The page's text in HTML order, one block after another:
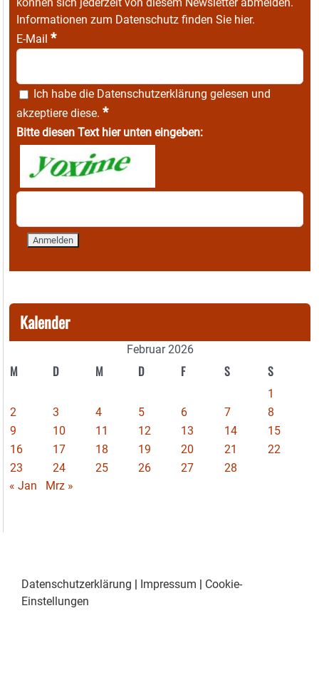
Informationen zum Datenschutz finden Sie hier.
E-Mail *
Ich habe die Datenschutzerklärung gelesen und
akzeptiere diese. *
Bitte diesen Text hier unten eingeben:
Kalender
Februar 2026
M D M D F S S
1
2
3 4 5 6 7
8
9
10 11 12 13 14
15
16
17 18 19 20 21
22
23
24 25 26 27
28
« Jan
Mrz »
Datenschutzerklärung | Impressum | Cookie-
Einstellungen